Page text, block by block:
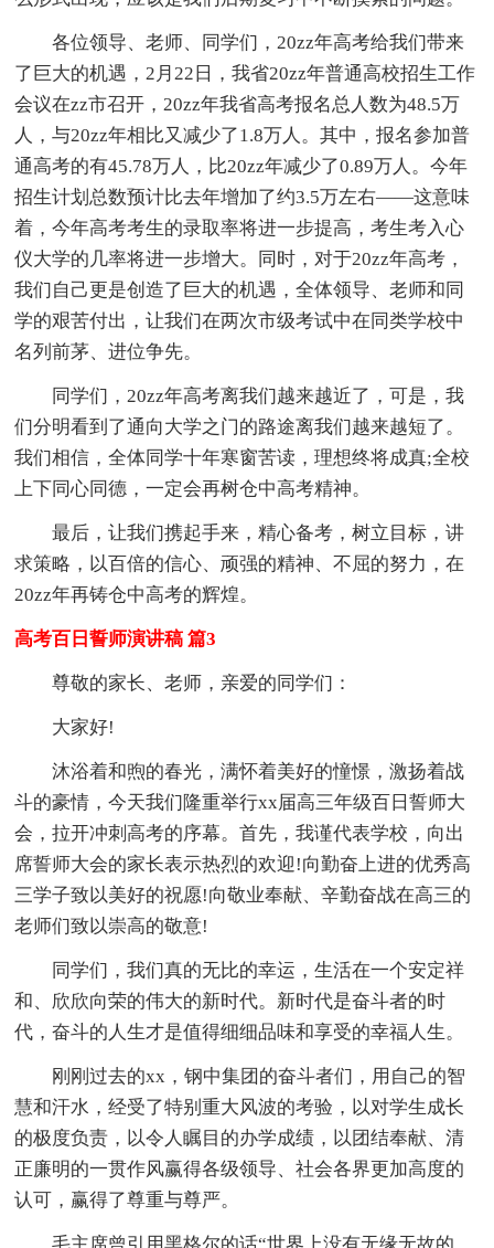
各位领导、老师、同学们，20zz年高考给我们带来
了巨大的机遇，2月22日，我省20zz年普通高校招生工作
会议在zz市召开，20zz年我省高考报名总人数为48.5万
人，与20zz年相比又减少了1.8万人。其中，报名参加普
通高考的有45.78万人，比20zz年减少了0.89万人。今年
招生计划总数预计比去年增加了约3.5万左右——这意味
着，今年高考考生的录取率将进一步提高，考生考入心
仪大学的几率将进一步增大。同时，对于20zz年高考，
我们自己更是创造了巨大的机遇，全体领导、老师和同
学的艰苦付出，让我们在两次市级考试中在同类学校中
名列前茅、进位争先。
同学们，20zz年高考离我们越来越近了，可是，我
们分明看到了通向大学之门的路途离我们越来越短了。
我们相信，全体同学十年寒窗苦读，理想终将成真;全校
上下同心同德，一定会再树仓中高考精神。
最后，让我们携起手来，精心备考，树立目标，讲
求策略，以百倍的信心、顽强的精神、不屈的努力，在
20zz年再铸仓中高考的辉煌。
高考百日誓师演讲稿 篇3
尊敬的家长、老师，亲爱的同学们：
大家好!
沐浴着和煦的春光，满怀着美好的憧憬，激扬着战
斗的豪情，今天我们隆重举行xx届高三年级百日誓师大
会，拉开冲刺高考的序幕。首先，我谨代表学校，向出
席誓师大会的家长表示热烈的欢迎!向勤奋上进的优秀高
三学子致以美好的祝愿!向敬业奉献、辛勤奋战在高三的
老师们致以崇高的敬意!
同学们，我们真的无比的幸运，生活在一个安定祥
和、欣欣向荣的伟大的新时代。新时代是奋斗者的时
代，奋斗的人生才是值得细细品味和享受的幸福人生。
刚刚过去的xx，钢中集团的奋斗者们，用自己的智
慧和汗水，经受了特别重大风波的考验，以对学生成长
的极度负责，以令人瞩目的办学成绩，以团结奉献、清
正廉明的一贯作风赢得各级领导、社会各界更加高度的
认可，赢得了尊重与尊严。